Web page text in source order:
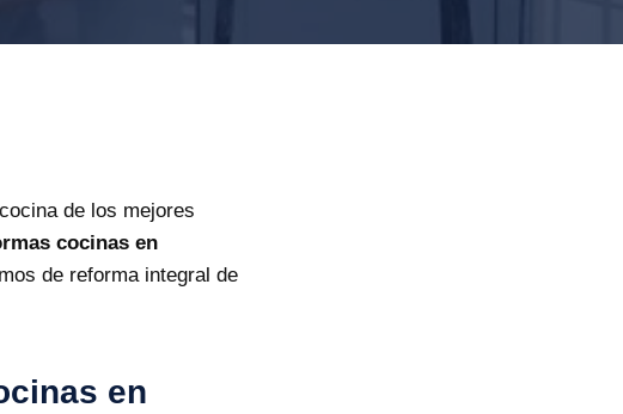
de los mejores
cocinas en
de reforma integral de
en